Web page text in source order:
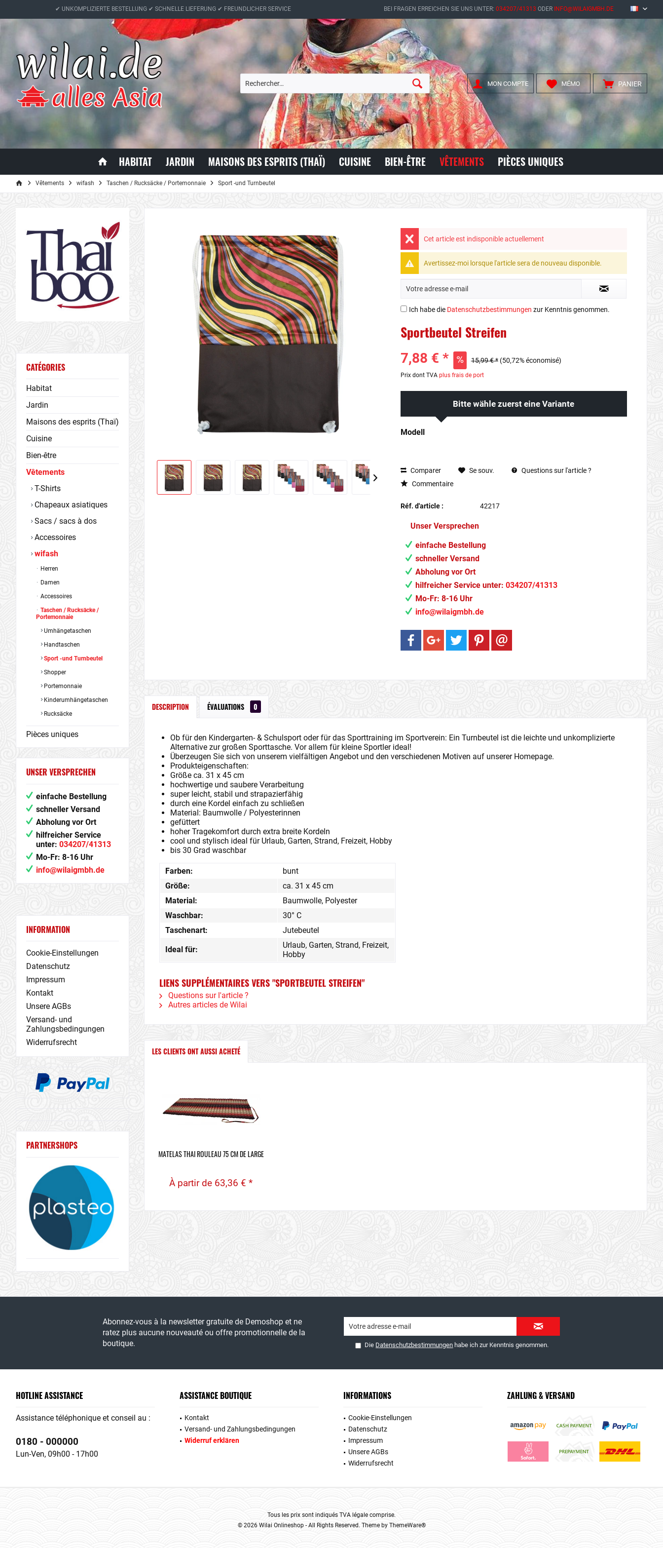
✔ UNKOMPLIZIERTE BESTELLUNG ✔ SCHNELLE LIEFERUNG ✔ FREUNDLICHER SERVICE BEI FRAGEN ERREICHEN SIE UNS UNTER: 034207/41313 ODER INFO@WILAIGMBH.DE FR
PANIER
MÉMO
MON COMPTE
HABITAT JARDIN MAISONS DES ESPRITS (THAÏ) CUISINE BIEN-ÊTRE VÊTEMENTS PIÈCES UNIQUES
Vêtements wifash Taschen / Rucksäcke / Portemonnaie Sport -und Turnbeutel
CATÉGORIES
Habitat
Jardin
Maisons des esprits (Thaï)
Cuisine
Bien-être
Vêtements
T-Shirts
Chapeaux asiatiques
Sacs / sacs à dos
Accessoires
wifash
Herren
Damen
Accessoires
Taschen / Rucksäcke /
Portemonnaie
Umhängetaschen
Handtaschen
Sport -und Turnbeutel
Shopper
Portemonnaie
Kinderumhängetaschen
Rucksäcke
Pièces uniques
UNSER VERSPRECHEN
einfache Bestellung
schneller Versand
Abholung vor Ort
hilfreicher Service
unter: 034207/41313
Mo-Fr: 8-16 Uhr
info@wilaigmbh.de
INFORMATION
Cookie-Einstellungen
Datenschutz
Impressum
Kontakt
Unsere AGBs
Versand- und
Zahlungsbedingungen
Widerrufsrecht
PARTNERSHOPS
Cet article est indisponible actuellement
Avertissez-moi lorsque l'article sera de nouveau disponible.
Ich habe die Datenschutzbestimmungen zur Kenntnis genommen.
Sportbeutel Streifen
7,88 € * 15,99 € * (50,72% économisé)
Prix dont TVA plus frais de port
Bitte wähle zuerst eine Variante
Modell
Comparer Se souv.
Questions sur l'article ?
Commentaire
Réf. d'article : 42217
Unser Versprechen
einfache Bestellung
schneller Versand
Abholung vor Ort
hilfreicher Service unter: 034207/41313
Mo-Fr: 8-16 Uhr
info@wilaigmbh.de
DESCRIPTION ÉVALUATIONS 0
Ob für den Kindergarten- & Schulsport oder für das Sporttraining im Sportverein: Ein Turnbeutel ist die leichte und unkomplizierte
Alternative zur großen Sporttasche. Vor allem für kleine Sportler ideal!
Überzeugen Sie sich von unserem vielfältigen Angebot und den verschiedenen Motiven auf unserer Homepage.
Produkteigenschaften:
Größe ca. 31 x 45 cm
hochwertige und saubere Verarbeitung
super leicht, stabil und strapazierfähig
durch eine Kordel einfach zu schließen
Material: Baumwolle / Polyesterinnen
gefüttert
hoher Tragekomfort durch extra breite Kordeln
cool und stylisch ideal für Urlaub, Garten, Strand, Freizeit, Hobby
bis 30 Grad waschbar
Farben:
bunt
Größe:
ca. 31 x 45 cm
Material:
Baumwolle, Polyester
Waschbar:
30° C
Taschenart:
Jutebeutel
Ideal für:
Urlaub, Garten, Strand, Freizeit,
Hobby
LIENS SUPPLÉMENTAIRES VERS "SPORTBEUTEL STREIFEN"
Questions sur l'article ?
Autres articles de Wilai
LES CLIENTS ONT AUSSI ACHETÉ
MATELAS THAI ROULEAU 75 CM DE LARGE
À partir de 63,36 € *
Abonnez-vous à la newsletter gratuite de Demoshop et ne
ratez plus aucune nouveauté ou offre promotionnelle de la
boutique.
Die Datenschutzbestimmungen habe ich zur Kenntnis genommen.
HOTLINE ASSISTANCE
Assistance téléphonique et conseil au :
0180 - 000000
Lun-Ven, 09h00 - 17h00
ASSISTANCE BOUTIQUE
Kontakt
Versand- und Zahlungsbedingungen
Widerruf erklären
INFORMATIONS
Cookie-Einstellungen
Datenschutz
Impressum
Unsere AGBs
Widerrufsrecht
ZAHLUNG & VERSAND
Tous les prix sont indiqués TVA légale comprise.
© 2026 Wilai Onlineshop - All Rights Reserved. Theme by ThemeWare®